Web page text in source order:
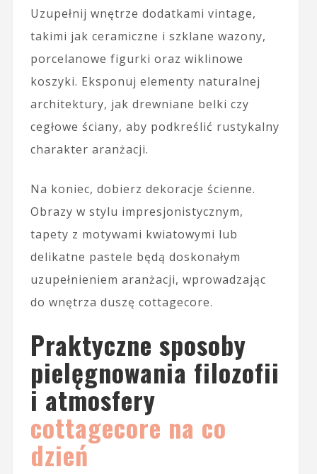
Uzupełnij wnętrze dodatkami vintage,
takimi jak ceramiczne i szklane wazony,
porcelanowe figurki oraz wiklinowe
koszyki. Eksponuj elementy naturalnej
architektury, jak drewniane belki czy
cegłowe ściany, aby podkreślić rustykalny
charakter aranżacji.
Na koniec, dobierz dekoracje ścienne.
Obrazy w stylu impresjonistycznym,
tapety z motywami kwiatowymi lub
delikatne pastele będą doskonałym
uzupełnieniem aranżacji, wprowadzając
do wnętrza duszę cottagecore.
Praktyczne sposoby
pielęgnowania filozofii
i atmosfery
cottagecore na co
dzień